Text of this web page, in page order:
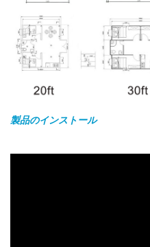
製品のインストール